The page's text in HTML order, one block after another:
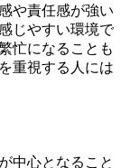
や責任感が強い
じやすい環境で
忙になることも
重視する人には
中心となること